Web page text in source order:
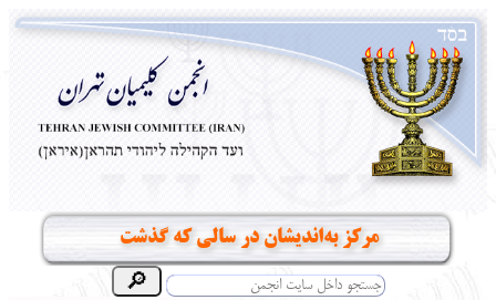
مرکز به‌اندیشان در سالی که گذشت